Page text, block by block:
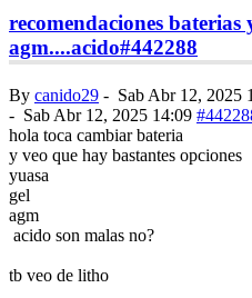
recomendaciones baterias
agm....acido#442288
By canido29 - Sab Abr 12, 2025
- Sab Abr 12, 2025 14:09
hola toca cambiar bateria
y veo que hay bastantes opciones
yuasa
gel
agm
acido son malas no?
tb veo de litho